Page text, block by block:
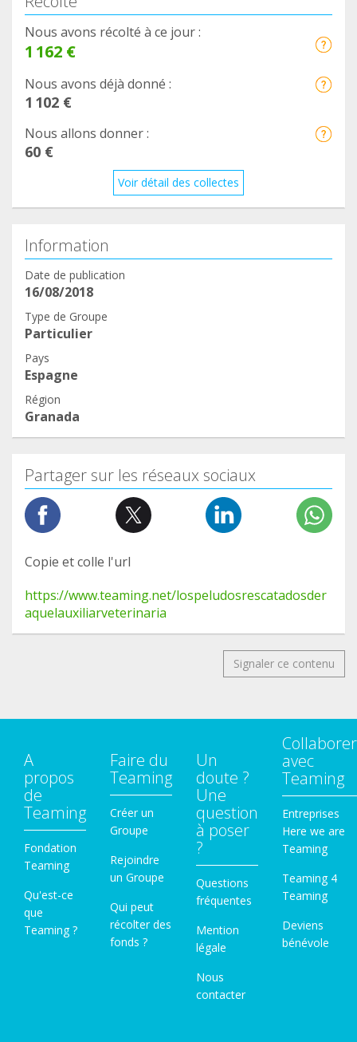
Nous avons récolté à ce jour :
1 162 €
Nous avons déjà donné :
1 102 €
Nous allons donner :
60 €
Voir détail des collectes
Information
Date de publication
16/08/2018
Type de Groupe
Particulier
Pays
Espagne
Région
Granada
Partager sur les réseaux sociaux
Copie et colle l'url
https://www.teaming.net/lospeludosrescatadosder
aquelauxiliarveterinaria
Signaler ce contenu
A
propos
de
Teaming
Fondation
Teaming
Qu'est-ce
que
Teaming ?
Faire du
Teaming
Créer un
Groupe
Rejoindre
un Groupe
Qui peut
récolter des
fonds ?
Un
doute ?
Une
question
à poser
?
Questions
fréquentes
Mention
légale
Nous
contacter
Collaborer
avec
Teaming
Entreprises
Here we are
Teaming
Teaming 4
Teaming
Deviens
bénévole